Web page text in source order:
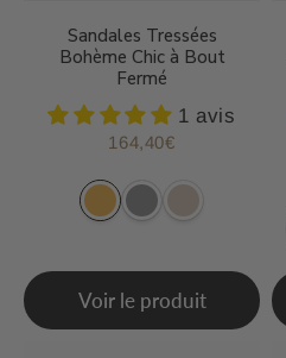
Sandales Tressées
Bohème Chic à Bout
Fermé
1 avis
Prix
164,40€
Voir le produit